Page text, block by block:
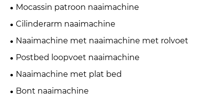
Mocassin patroon naaimachine
Cilinderarm naaimachine
Naaimachine met naaimachine met rolvoet
Postbed loopvoet naaimachine
Naaimachine met plat bed
Bont naaimachine